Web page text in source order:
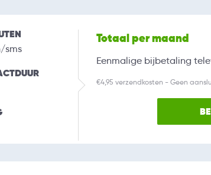
sms
Totaal per maand
Eenmalige bijbetaling
€4,95 verzendkosten - Geen